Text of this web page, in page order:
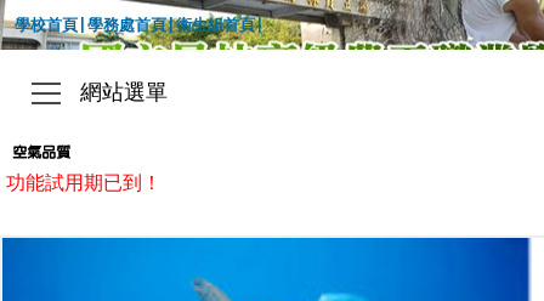
學校首頁 學務處首頁|衛生組首頁|
網站選單
功能試用期已到！